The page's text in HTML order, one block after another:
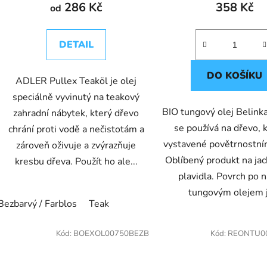
od 286 Kč
DETAIL
ADLER Pullex Teaköl je olej
speciálně vyvinutý na teakový
zahradní nábytek, který dřevo
chrání proti vodě a nečistotám a
zároveň oživuje a zvýrazňuje
kresbu dřeva. Použít ho ale...
/ Farblos Teak
358 Kč
DO KOŠÍKU
BIO tungový olej
se používá na dřevo,
vystavené
Oblíbený produkt na
plavidla. Povrch po
tungovým olejem
Kód: BOEXOL00750BEZB Kód: